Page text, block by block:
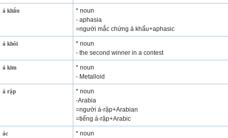
á khẩu
* noun
- aphasia
=người mắc chứng á khẩu+aphasic
á khôi
* noun
- the second winner in a contest
á kim
* noun
- Metalloid
á rập
* noun
-Arabia
=người á-rập+Arabian
=tiếng á-rập+Arabic
ác
* noun